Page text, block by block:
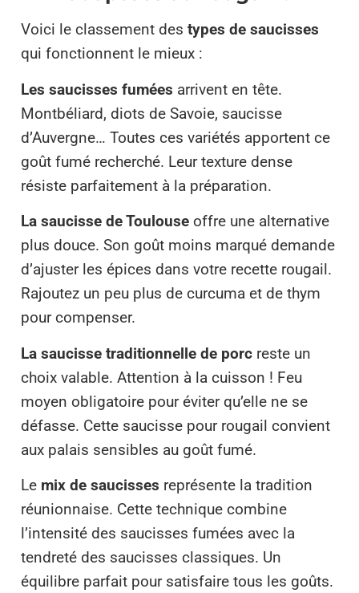
Voici le classement des types de saucisses
qui fonctionnent le mieux :
Les saucisses fumées arrivent en tête.
Montbéliard, diots de Savoie, saucisse
d’Auvergne… Toutes ces variétés apportent ce
goût fumé recherché. Leur texture dense
résiste parfaitement à la préparation.
La saucisse de Toulouse offre une alternative
plus douce. Son goût moins marqué demande
d’ajuster les épices dans votre recette rougail.
Rajoutez un peu plus de curcuma et de thym
pour compenser.
La saucisse traditionnelle de porc reste un
choix valable. Attention à la cuisson ! Feu
moyen obligatoire pour éviter qu’elle ne se
défasse. Cette saucisse pour rougail convient
aux palais sensibles au goût fumé.
Le mix de saucisses représente la tradition
réunionnaise. Cette technique combine
l’intensité des saucisses fumées avec la
tendreté des saucisses classiques. Un
équilibre parfait pour satisfaire tous les goûts.